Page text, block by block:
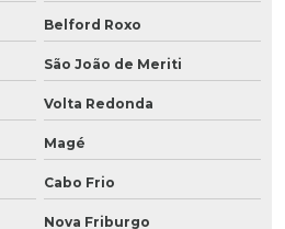
Belford Roxo
São João de Meriti
Volta Redonda
Magé
Cabo Frio
Nova Friburgo